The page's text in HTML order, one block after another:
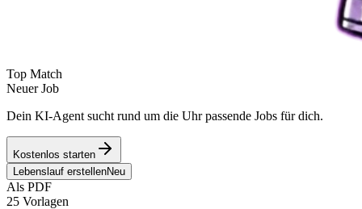
Top Match
Neuer Job
Dein KI-Agent sucht rund um die Uhr passende Jobs für dich.
Kostenlos starten
Lebenslauf erstellenNeu
Als PDF
25 Vorlagen